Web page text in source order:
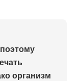
организм